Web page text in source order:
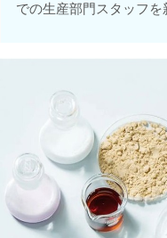
での生産部門スタッフを